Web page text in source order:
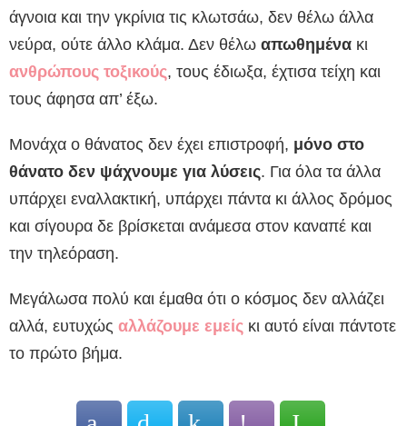
άγνοια και την γκρίνια τις κλωτσάω, δεν θέλω άλλα
νεύρα, ούτε άλλο κλάμα. Δεν θέλω απωθημένα κι
ανθρώπους τοξικούς, τους έδιωξα, έχτισα τείχη και
τους άφησα απ’ έξω.
Μονάχα ο θάνατος δεν έχει επιστροφή, μόνο στο
θάνατο δεν ψάχνουμε για λύσεις. Για όλα τα άλλα
υπάρχει εναλλακτική, υπάρχει πάντα κι άλλος δρόμος
και σίγουρα δε βρίσκεται ανάμεσα στον καναπέ και
την τηλεόραση.
Μεγάλωσα πολύ και έμαθα ότι ο κόσμος δεν αλλάζει
αλλά, ευτυχώς αλλάζουμε εμείς κι αυτό είναι πάντοτε
το πρώτο βήμα.